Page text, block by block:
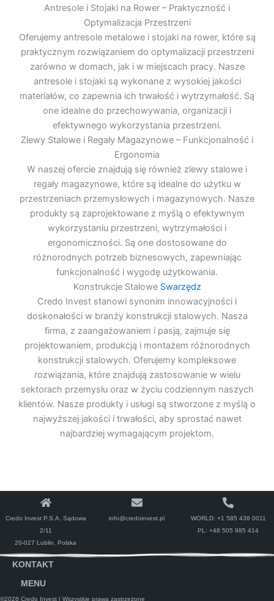
Antresole i Stojaki na Rower – Praktyczność i
Optymalizacja Przestrzeni
Oferujemy antresole metalowe i stojaki na rower, które są
praktycznym rozwiązaniem do optymalizacji przestrzeni
zarówno w domach, jak i w miejscach pracy. Nasze
antresole i stojaki są wykonane z wysokiej jakości
materiałów, co zapewnia ich trwałość i wytrzymałość. Są
one idealne do przechowywania, organizacji i
efektywnego wykorzystania przestrzeni.
Zlewy Stalowe i Regały Magazynowe – Funkcjonalność i
Ergonomia
W naszej ofercie znajdują się również zlewy stalowe i
regały magazynowe, które są idealne do użytku w
przestrzeniach przemysłowych i magazynowych. Nasze
produkty są zaprojektowane z myślą o efektywnym
wykorzystaniu przestrzeni, wytrzymałości i
ergonomiczności. Są one dostosowane do
różnorodnych potrzeb biznesowych, zapewniając
funkcjonalność i wygodę użytkowania.
Konstrukcje Stalowe Swarzędz
Credo Invest stanowi synonim innowacyjności i
doskonałości w branży konstrukcji stalowych. Nasza
firma, z zaangażowaniem i pasją, zajmuje się
projektowaniem, produkcją i montażem różnorodnych
konstrukcji stalowych. Oferujemy kompleksowe
rozwiązania, które znajdują zastosowanie w wielu
sektorach przemysłu oraz w życiu codziennym naszych
klientów. Nasze produkty i usługi są stworzone z myślą o
najwyższej jakości i trwałości, aby sprostać nawet
najbardziej wymagającym projektom.
Credo Invest P.S.A. Sądowa
2/11
20-027 Lublin, Polska
info@credoinvest.pl WORLD: +1 585 438 0011
PL:+48 505 985 414
KONTAKT
MENU
©2026 Credo Invest | Wszystkie prawa zastrzeżone